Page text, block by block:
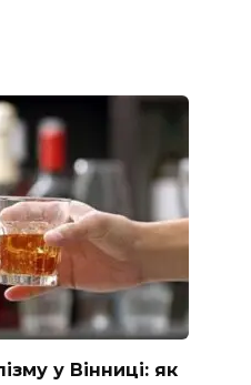
у Вінниці: як